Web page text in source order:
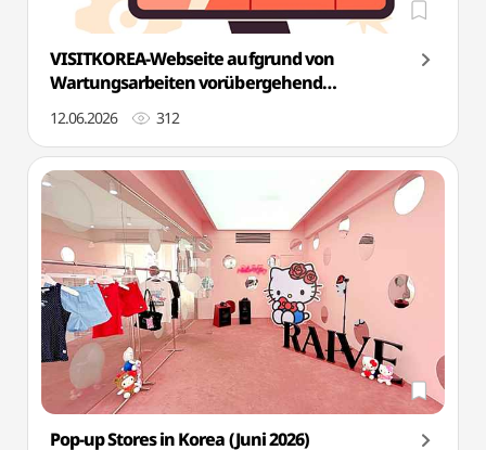
VISITKOREA-Webseite aufgrund von
Wartungsarbeiten vorübergehend
ausgesetzt (17. Juni, ab 18:30 Uhr)
12.06.2026 312
Pop-up Stores in Korea (Juni 2026)